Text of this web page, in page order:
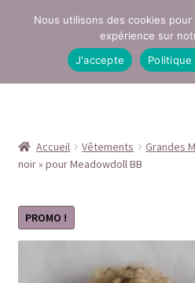
Aller
navigation
Aller
Conditions générales de vente
Contact
Accueil Vêtements Grandes
noir » pour Meadowdoll BB
PROMO !
Nous utilisons des cookies
expérience sur
J'accepte